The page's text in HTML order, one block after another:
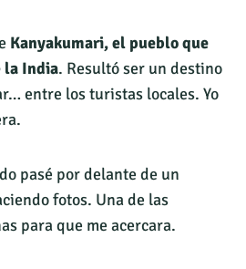
Kanyakumari, el pueblo que
la India. Resultó ser un destino
entre los turistas locales. Yo
pasé por delante de un
fotos. Una de las
para que me acercara.